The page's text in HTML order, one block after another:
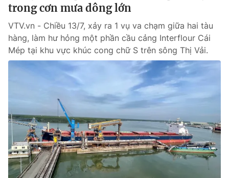
Nguyễn Trọng Ninh
Tổng đài VTV:024.38 355 931 - 024.38 355 932
Ðiện thoại Thời báo VTV:024.66 897 897
Email:toasoan@vtv.vn
Liên hệ quảng cáo:024-7300.7108
trong cơn mưa dông lớn
VTV.vn - Chiều 13/7, xảy ra 1 vụ va chạm giữa hai tàu
hàng, làm hư hỏng một phần cầu cảng Interflour Cái
Mép tại khu vực khúc cong chữ S trên sông Thị Vải.